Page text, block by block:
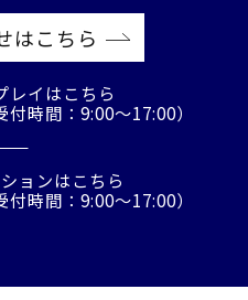
はこちら
レイはこちら
時間：9:00〜17:00）
ョンはこちら
時間：9:00〜17:00）